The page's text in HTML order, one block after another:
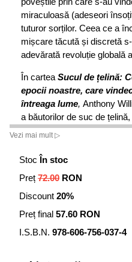
miraculoasă (adeseori
tuturor sorților. Ceea ce a
mișcare tăcută și discretă
adevărată revoluție globală
În cartea Sucul de țelină:
epocii noastre, care
întreaga lume, Anthony
a băutorilor de suc de
uluitoare asucului de țelină
· El vindecă intestinele și
glandelor suprarenale;
de o gamă largă de boli și
Vezi mai mult ▷
Stoc În stoc
Preț 72.00 RON
Discount 20%
Preț final 57.60 RON
I.S.B.N. 978-606-756-037-4